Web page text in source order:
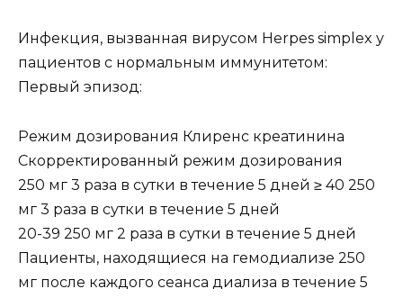
Инфекция, вызванная вирусом Herpes simplex у
пациентов с нормальным иммунитетом:
Первый эпизод:
Режим дозирования Клиренс креатинина
Скорректированный режим дозирования
250 мг 3 раза в сутки в течение 5 дней ≥ 40 250
мг 3 раза в сутки в течение 5 дней
20-39 250 мг 2 раза в сутки в течение 5 дней
Пациенты, находящиеся на гемодиализе 250
мг после каждого сеанса диализа в течение 5